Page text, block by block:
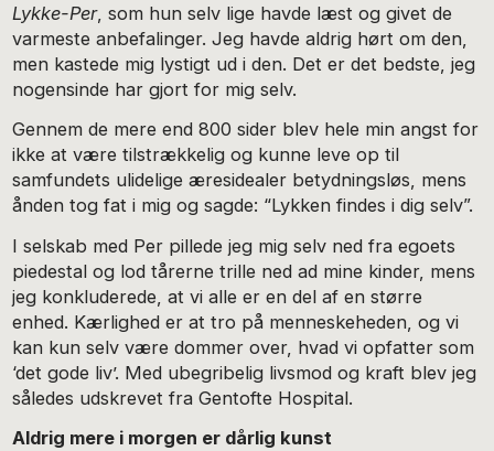
Lykke-Per, som hun selv lige havde læst og givet de
varmeste anbefalinger. Jeg havde aldrig hørt om den,
men kastede mig lystigt ud i den. Det er det bedste, jeg
nogensinde har gjort for mig selv.
Gennem de mere end 800 sider blev hele min angst for
ikke at være tilstrækkelig og kunne leve op til
samfundets ulidelige æresidealer betydningsløs, mens
ånden tog fat i mig og sagde: “Lykken findes i dig selv”.
I selskab med Per pillede jeg mig selv ned fra egoets
piedestal og lod tårerne trille ned ad mine kinder, mens
jeg konkluderede, at vi alle er en del af en større
enhed. Kærlighed er at tro på menneskeheden, og vi
kan kun selv være dommer over, hvad vi opfatter som
‘det gode liv’. Med ubegribelig livsmod og kraft blev jeg
således udskrevet fra Gentofte Hospital.
Aldrig mere i morgen er dårlig kunst